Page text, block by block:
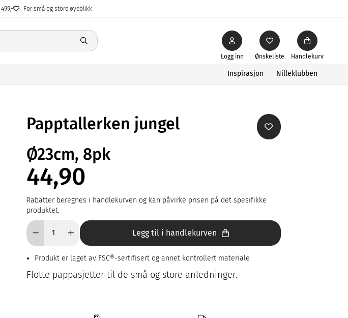
For små og store øyeblikk
Ønskeliste
Logg inn Handlekurv
Inspirasjon Nilleklubben
Papptallerken jungel
Ø23cm, 8pk
44,90
Rabatter beregnes i handlekurven og kan påvirke prisen på det spesifikke
produktet.
Legg til i handlekurven
Produkt er laget av FSC®-sertifisert og annet kontrollert materiale
Flotte pappasjetter til de små og store anledninger.